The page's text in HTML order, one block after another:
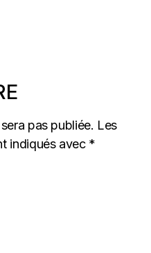
pas publiée. Les
indiqués avec *